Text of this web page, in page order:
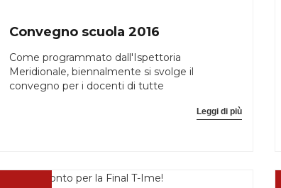
Convegno scuola 2016
Come programmato dall'Ispettoria
Meridionale, biennalmente si svolge il
convegno per i docenti di tutte
Leggi di più